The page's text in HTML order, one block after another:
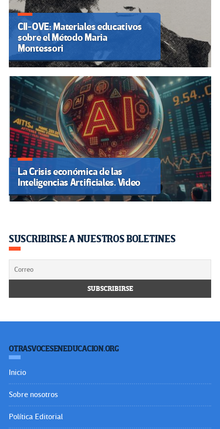
CII-OVE: Materiales educativos
sobre el Método Maria
Montessori
La Crisis económica de las
Inteligencias Artificiales. Video
SUSCRIBIRSE A NUESTROS BOLETINES
OTRASVOCESENEDUCACION.ORG
Inicio
Sobre nosotros
Política Editorial